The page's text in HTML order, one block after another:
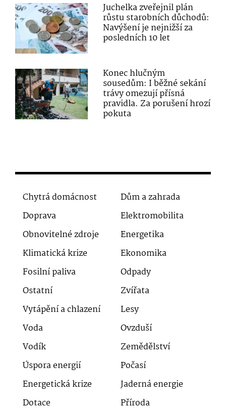
Juchelka zveřejnil plán
růstu starobních důchodů:
Navýšení je nejnižší za
posledních 10 let
Konec hlučným
sousedům: I běžné sekání
trávy omezují přísná
pravidla. Za porušení hrozí
pokuta
Chytrá domácnost
Dům a zahrada
Doprava
Elektromobilita
Obnovitelné zdroje
Energetika
Klimatická krize
Ekonomika
Fosilní paliva
Odpady
Ostatní
Zvířata
Vytápění a chlazení
Lesy
Voda
Ovzduší
Vodík
Zemědělství
Úspora energií
Počasí
Energetická krize
Jaderná energie
Dotace
Příroda